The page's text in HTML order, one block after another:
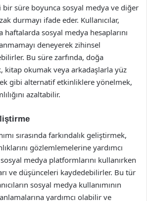
süre boyunca sosyal medya ve diğer
durmayı ifade eder. Kullanıcılar,
sosyal medya hesaplarını
deneyerek zihinsel
Bu süre zarfında, doğa
kitap okumak veya arkadaşlarla yüz
gibi alternatif etkinliklere yönelmek,
azaltabilir.
sırasında farkındalık geliştirmek,
gözlemlemelerine yardımcı
medya platformlarını kullanırken
ve düşünceleri kaydedebilirler. Bu tür
sosyal medya kullanımının
yardımcı olabilir ve